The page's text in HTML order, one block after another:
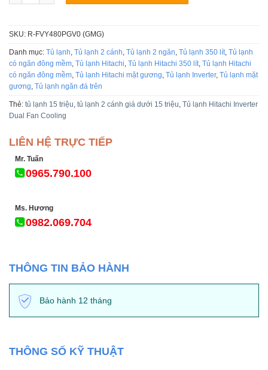
SKU: R-FVY480PGV0 (GMG)
Danh mục: Tủ lạnh Tủ lạnh 2 cánh Tủ lạnh 2 ngăn Tủ lạnh 350 lít Tủ lạnh
có ngăn đông mềm Tủ lạnh Hitachi Tủ lạnh Hitachi 350 lít Tủ lạnh Hitachi
có ngăn đông mềm Tủ lạnh Hitachi mặt gương Tủ lạnh Inverter, Tủ lạnh mặt
gương Tủ lạnh ngăn đá trên
Thẻ: tủ lạnh 15 triệu tủ lạnh 2 cánh giá dưới 15 triệu Tủ lạnh Hitachi Inverter
Dual Fan Cooling
LIÊN HỆ TRỰC TIẾP
Mr. Tuấn
0965.790.100
Ms. Hương
0982.069.704
THÔNG TIN BẢO HÀNH
Bảo hành 12 tháng
THÔNG SỐ KỸ THUẬT